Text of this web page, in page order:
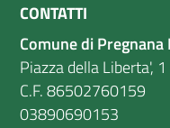
CONTATTI
Comune di Pregnana
Piazza della Liberta',
C.F.
03890690153